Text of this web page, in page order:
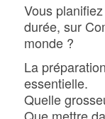
Vous
durée, sur
monde ?
La
essentielle.
Quelle